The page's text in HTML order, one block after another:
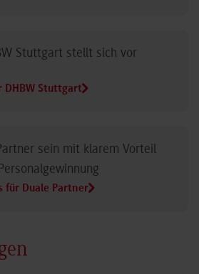
Stuttgart stellt sich vor
DHBW Stuttgart
sein mit klarem Vorteil
für Duale Partner